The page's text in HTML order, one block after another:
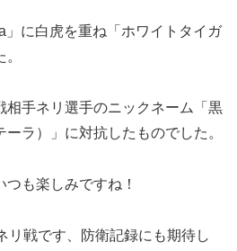
」に白虎を重ね「ホワイトタイガ
相手ネリ選手のニックネーム「黒
ラ）」に対抗したものでした。
も楽しみですね！
リ戦です、防衛記録にも期待し